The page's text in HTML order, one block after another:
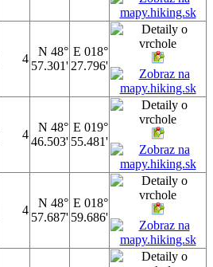
4
N 48°
57.301'
E 018°
27.796'
4
N 48°
46.503'
E 019°
55.481'
4
N 48°
57.687'
E 018°
59.686'